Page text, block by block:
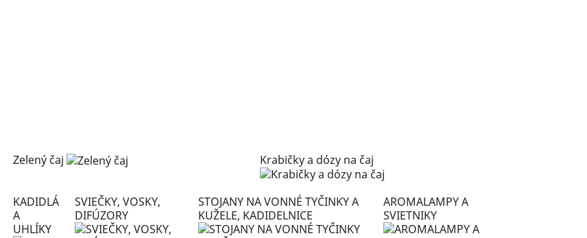
Zelený čaj
Krabičky a dózy na čaj
KADIDLÁ
A
UHLÍKY
SVIEČKY, VOSKY,
DIFÚZORY
STOJANY NA VONNÉ TYČINKY A
KUŽELE, KADIDELNICE
AROMALAMPY A
SVIETNIKY